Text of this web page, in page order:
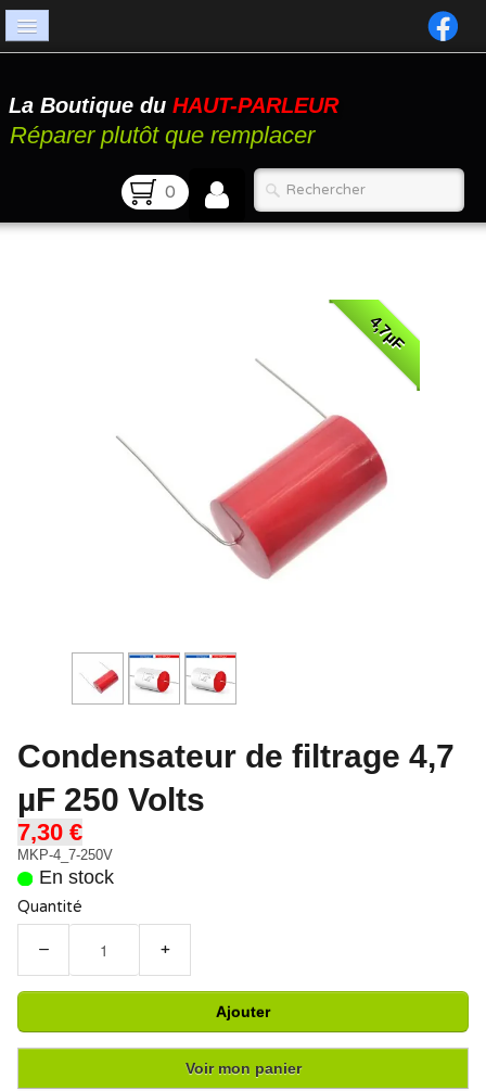
Catalogue
Atelier
La Boutique du HAUT-PARLEUR
Réparer plutôt que remplacer
0
4,7µF
Condensateur de filtrage 4,7
µF 250 Volts
7,30 €
MKP-4_7-250V
En stock
Quantité
− +
Ajouter
Voir mon panier